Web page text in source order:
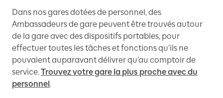
Dans nos gares dotées de personnel, des
Ambassadeurs de gare peuvent être trouvés autour
de la gare avec des dispositifs portables, pour
effectuer toutes les tâches et fonctions qu’ils ne
pouvaient auparavant délivrer qu’au comptoir de
service.Trouvez votre gare la plus proche avec du
personnel.